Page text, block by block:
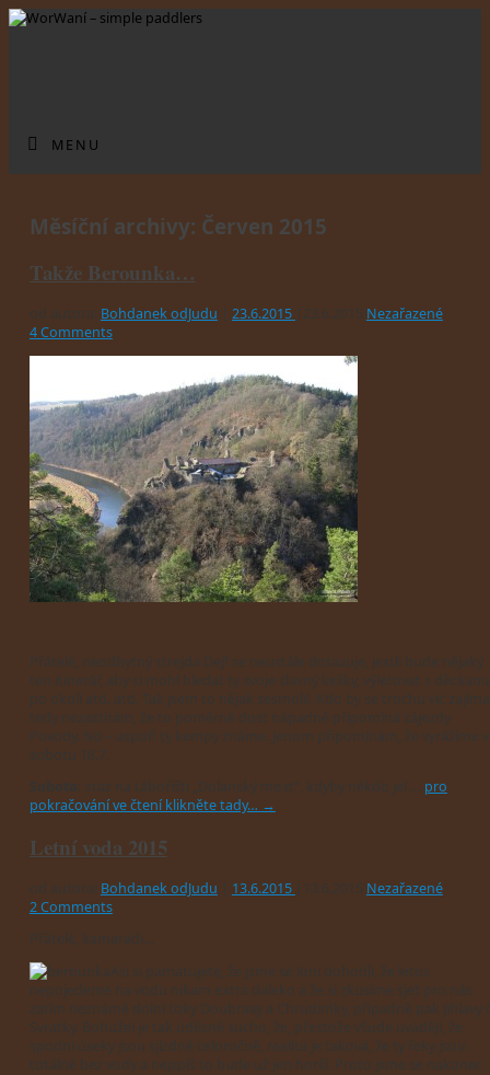
MENU
Měsíční archivy: Červen 2015
Takže Berounka…
Bohdanek odJudu 23.6.2015
Nezařazené
4 Comments
pro
pokračování ve čtení klikněte tady… →
Letní voda 2015
Bohdanek odJudu 13.6.2015
Nezařazené
2 Comments